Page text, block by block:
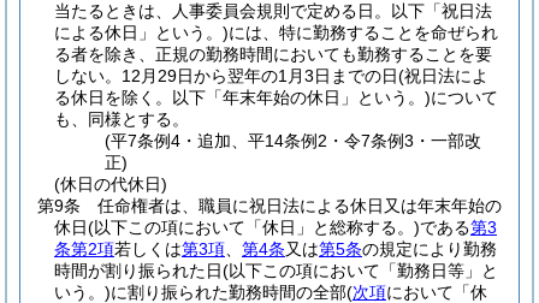
当たるときは、人事委員会規則で定める日。以下「祝日法
による休日」という。)には、特に勤務することを命ぜられ
る者を除き、正規の勤務時間においても勤務することを要
しない。 12月29日から翌年の1月3日までの日(祝日法によ
る休日を除く。以下「年末年始の休日」という。)について
も、同様とする。
(平7条例4・追加、平14条例2・令7条例3・一部改
正)
(休日の代休日)
第9条
任命権者は、職員に祝日法による休日又は年末年始の
休日(以下この項において「休日」と総称する。)である第3
条第2項若しくは第3項 第4条又は第5条の規定により勤務
時間が割り振られた日(以下この項において「勤務日等」と
いう。)に割り振られた勤務時間の全部(次項において「休